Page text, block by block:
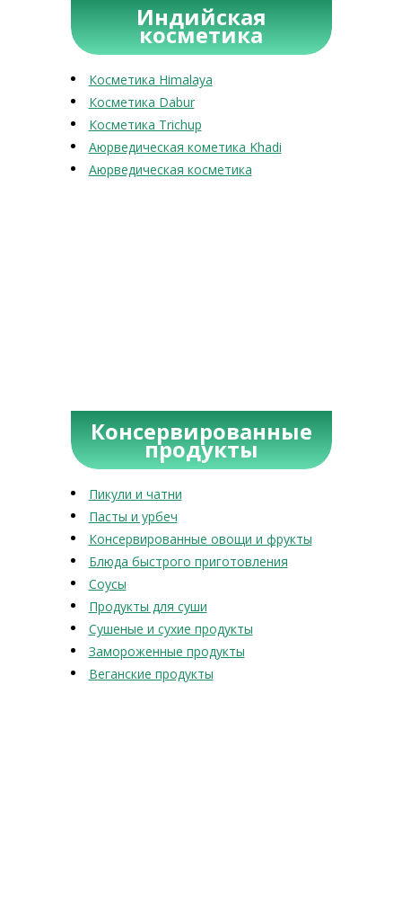
Индийская
косметика
Косметика Himalaya
Косметика Dabur
Косметика Trichup
Аюрведическая кометика Khadi
Аюрведическая косметика
Консервированные
продукты
Пикули и чатни
Пасты и урбеч
Консервированные овощи и фрукты
Блюда быстрого приготовления
Соусы
Продукты для суши
Сушеные и сухие продукты
Замороженные продукты
Веганские продукты